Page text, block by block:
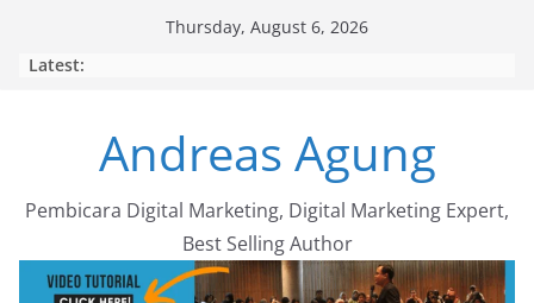
Thursday, August 6, 2026
Latest:
Andreas Agung
Pembicara Digital Marketing, Digital Marketing Expert,
Best Selling Author